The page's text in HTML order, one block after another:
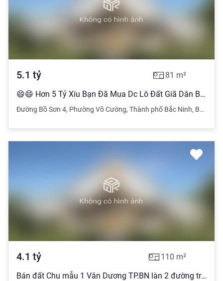
5.1 tỷ 81 m²
😄😄 Hơn 5 Tỷ Xíu Bạn Đã Mua Dc Lô Đất Giã Dân Bò Sơn 4 Cách 20m ra đến đường Lý Anh Tông
Đường Bồ Sơn 4, Phường Võ Cường, Thành phố Bắc Ninh, Bắc Ninh
4.1 tỷ 110 m²
Bán đất Chu mẫu 1 Vân Dương TP.BN làn 2 đường trục chính 22m . ☘️Diện tích 110 ☘️Mặt tiền